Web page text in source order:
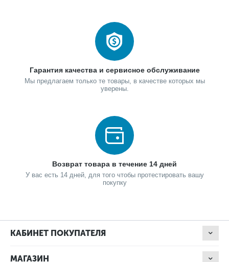
Гарантия качества и сервисное обслуживание
Мы предлагаем только те товары, в качестве которых мы
уверены.
Возврат товара в течение 14 дней
У вас есть 14 дней, для того чтобы протестировать вашу
покупку
КАБИНЕТ ПОКУПАТЕЛЯ
МАГАЗИН